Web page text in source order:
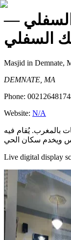
—
السفلي
Masjid in Demnate,
DEMNATE, MA
Phone:
Website: N/A
بالمغرب. يُقام فيه
Live digital display